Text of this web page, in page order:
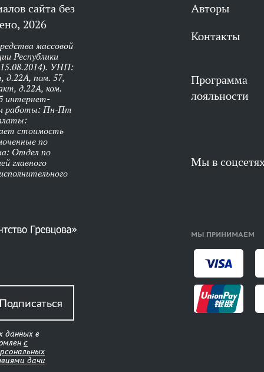
сайта без
2026
массовой
Республики
15.08.2014). УНП:
д.22А, пом. 57,
д.22А, ком.
интернет-
работы: Пн-Пт
стоимость
по
Отдел по
главного
Подписаться
данных в
с
дачи
Авторы
Контакты
Программа
лояльности
Мы в
МЫ ПРИНИМАЕМ